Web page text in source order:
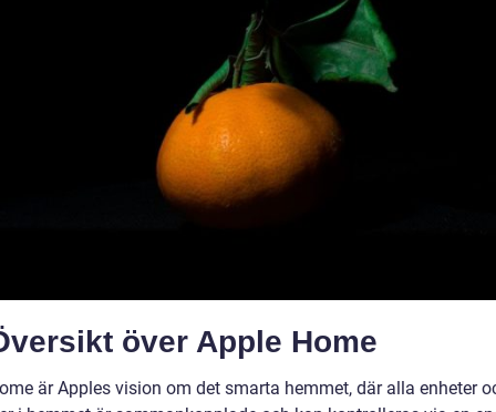
över Apple Home
är Apples vision om det smarta hemmet, där alla enheter